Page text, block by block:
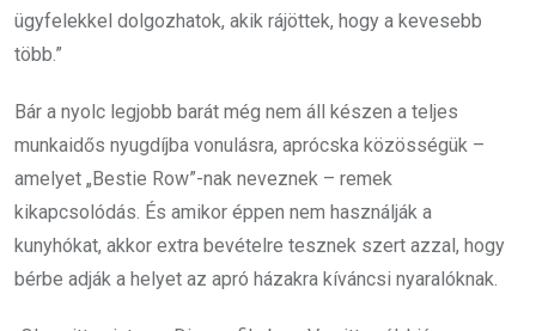
ügyfelekkel dolgozhatok, akik rájöttek, hogy a kevesebb
több.”
Bár a nyolc legjobb barát még nem áll készen a teljes
munkaidős nyugdíjba vonulásra, aprócska közösségük –
amelyet „Bestie Row”-nak neveznek – remek
kikapcsolódás. És amikor éppen nem használják a
kunyhókat, akkor extra bevételre tesznek szert azzal, hogy
bérbe adják a helyet az apró házakra kíváncsi nyaralóknak.